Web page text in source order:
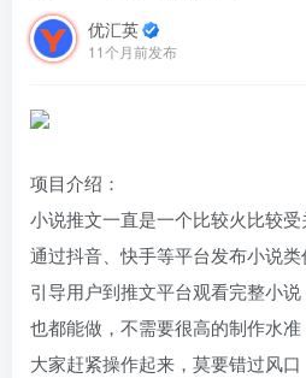
优汇英
11个月前发布
项目介绍：
小说推文一直是一个比较火比较
通过抖音、快手等平台发布小说类
引导用户到推文平台观看完整小
也都能做，不需要很高的制作水准
大家赶紧操作起来，莫要错过风口